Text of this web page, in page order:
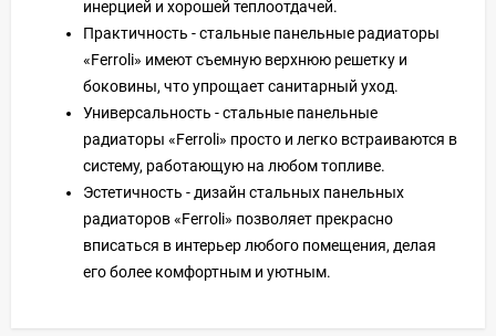
инерцией и хорошей теплоотдачей.
Практичность - стальные панельные радиаторы
«Ferroli» имеют съемную верхнюю решетку и
боковины, что упрощает санитарный уход.
Универсальность - стальные панельные
радиаторы «Ferroli» просто и легко встраиваются в
систему, работающую на любом топливе.
Эстетичность - дизайн стальных панельных
радиаторов «Ferroli» позволяет прекрасно
вписаться в интерьер любого помещения, делая
его более комфортным и уютным.